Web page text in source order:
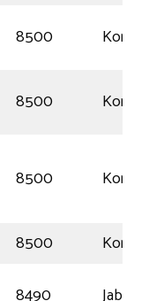
8500 Kortrijk
8500 Kortrijk
8500 Kortrijk
8500
Kortrijk
8490